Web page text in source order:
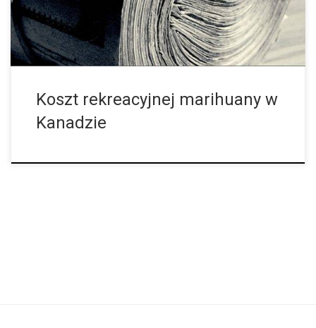
kluczowym pytaniem – ile Kanadyjczycy powinni płacić za
marihuanę? Kanadyjski minister finansów, Bill Morneau, nie podał
jeszcze dokładnych […]
Koszt rekreacyjnej marihuany w
Kanadzie